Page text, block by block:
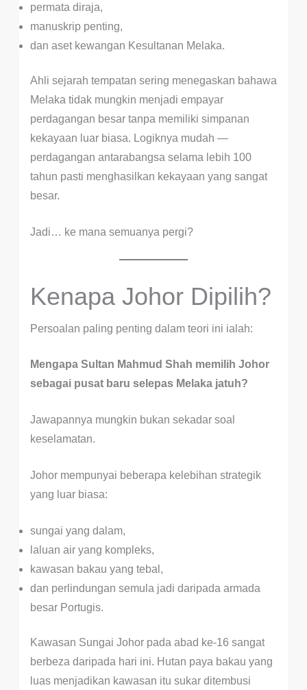
permata diraja,
manuskrip penting,
dan aset kewangan Kesultanan Melaka.
Ahli sejarah tempatan sering menegaskan bahawa
Melaka tidak mungkin menjadi empayar
perdagangan besar tanpa memiliki simpanan
kekayaan luar biasa. Logiknya mudah —
perdagangan antarabangsa selama lebih 100
tahun pasti menghasilkan kekayaan yang sangat
besar.
Jadi… ke mana semuanya pergi?
Kenapa Johor Dipilih?
Persoalan paling penting dalam teori ini ialah:
Mengapa Sultan Mahmud Shah memilih Johor
sebagai pusat baru selepas Melaka jatuh?
Jawapannya mungkin bukan sekadar soal
keselamatan.
Johor mempunyai beberapa kelebihan strategik
yang luar biasa:
sungai yang dalam,
laluan air yang kompleks,
kawasan bakau yang tebal,
dan perlindungan semula jadi daripada armada
besar Portugis.
Kawasan Sungai Johor pada abad ke-16 sangat
berbeza daripada hari ini. Hutan paya bakau yang
luas menjadikan kawasan itu sukar ditembusi